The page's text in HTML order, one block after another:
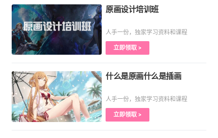
原画设计培训班
人手一份，独家学习资料和课程
立即领取 >
什么是原画什么是插画
人手一份，独家学习资料和课程
立即领取 >